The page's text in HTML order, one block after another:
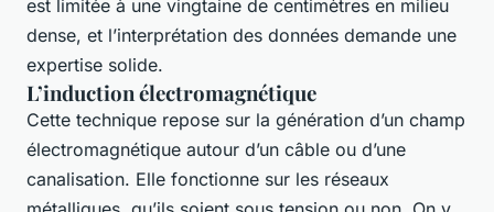
est limitée à une vingtaine de centimètres en milieu
dense, et l’interprétation des données demande une
expertise solide.
L’induction électromagnétique
Cette technique repose sur la génération d’un champ
électromagnétique autour d’un câble ou d’une
canalisation. Elle fonctionne sur les réseaux